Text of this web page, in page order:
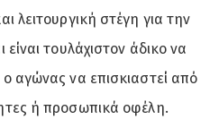
λειτουργική στέγη για την
τουλάχιστον άδικο να
αγώνας να επισκιαστεί από
ή προσωπικά οφέλη.